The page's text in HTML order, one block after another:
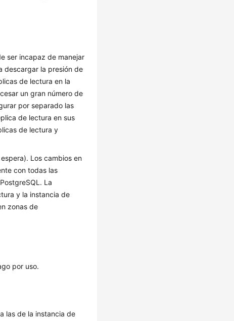
ser incapaz de manejar
descargar la presión de
de lectura en la
un gran número de
por separado las
de lectura en sus
de lectura y
Los cambios en
con todas las
La
y la instancia de
zonas de
por uso.
las de la instancia de